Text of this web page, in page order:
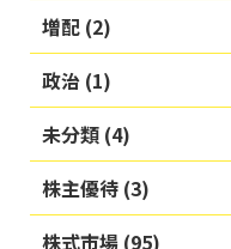
増配 (2)
政治 (1)
未分類 (4)
株主優待 (3)
株式市場 (95)